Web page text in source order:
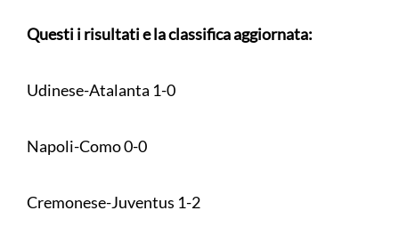
Questi i risultati e la classifica aggiornata:
Udinese-Atalanta 1-0
Napoli-Como 0-0
Cremonese-Juventus 1-2